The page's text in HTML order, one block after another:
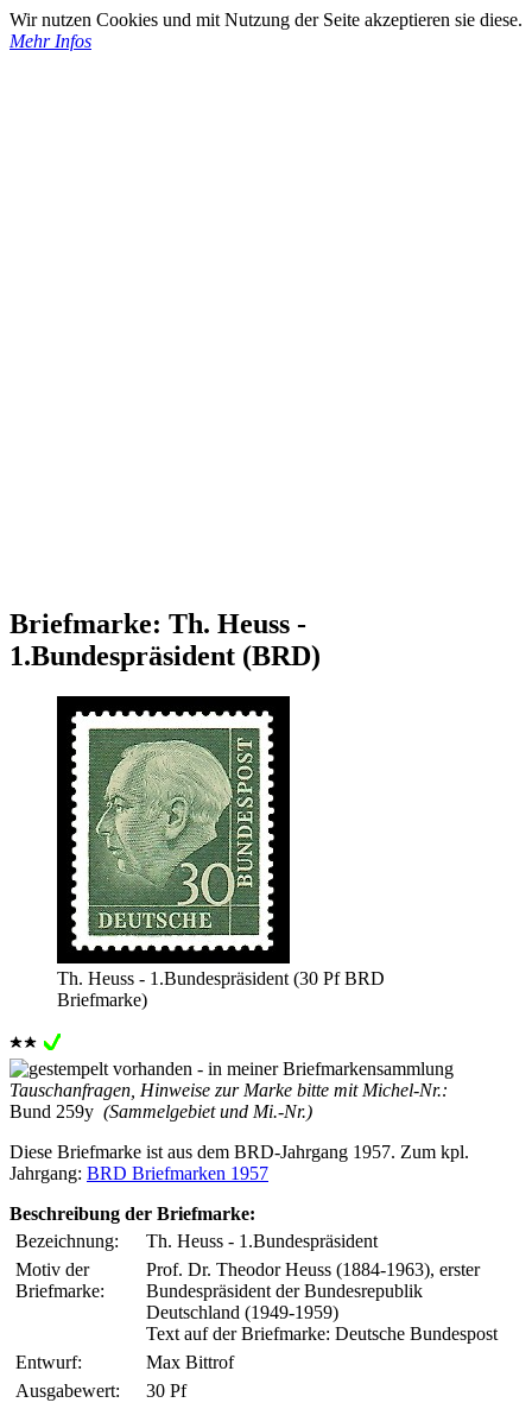
Wir nutzen Cookies und mit Nutzung der Seite akzeptieren sie diese.
Mehr Infos
Briefmarke: Th. Heuss -
1.Bundespräsident (BRD)
Th. Heuss - 1.Bundespräsident (30 Pf BRD
Briefmarke)
Tauschanfragen, Hinweise zur Marke bitte mit Michel-Nr.:
Bund 259y (Sammelgebiet und Mi.-Nr.)
Diese Briefmarke ist aus dem BRD-Jahrgang 1957. Zum kpl.
Jahrgang: BRD Briefmarken 1957
Beschreibung der Briefmarke:
Bezeichnung:
Th. Heuss - 1.Bundespräsident
Motiv der
Briefmarke:
Prof. Dr. Theodor Heuss (1884-1963), erster
Bundespräsident der Bundesrepublik
Deutschland (1949-1959)
Text auf der Briefmarke: Deutsche Bundespost
Entwurf:
Max Bittrof
Ausgabewert:
30 Pf